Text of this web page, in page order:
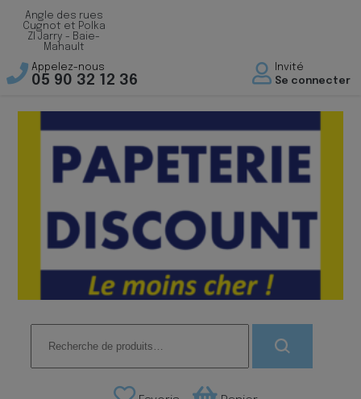
Angle des rues
Cugnot et Polka
ZI Jarry - Baie-
Mahault
Appelez-nous
05 90 32 12 36
Invité
Se connecter
pour :